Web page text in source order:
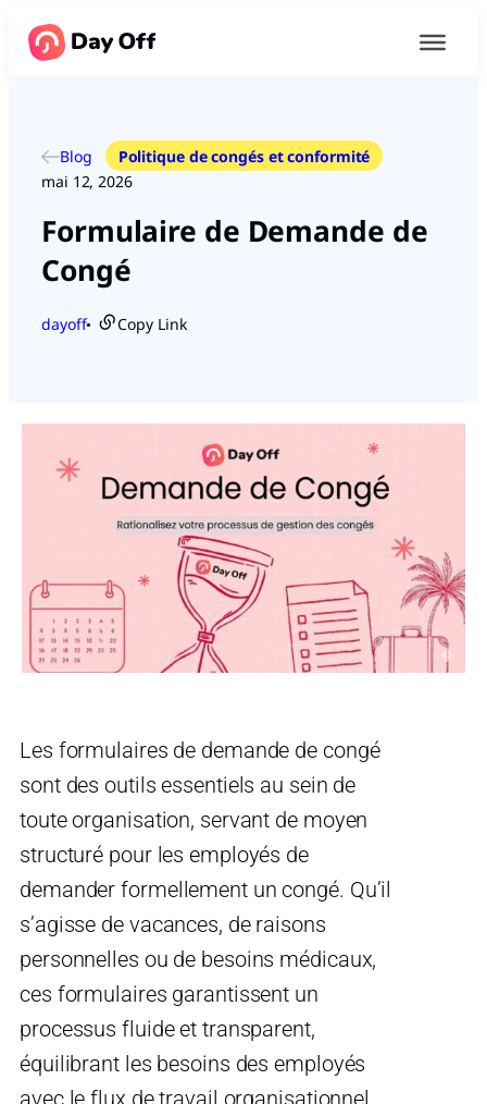
Blog
Politique de congés et conformité
mai 12, 2026
Formulaire de Demande de
Congé
dayoff● Copy Link
Les formulaires de demande de congé
sont des outils essentiels au sein de
toute organisation, servant de moyen
structuré pour les employés de
demander formellement un congé. Qu’il
s’agisse de vacances, de raisons
personnelles ou de besoins médicaux,
ces formulaires garantissent un
processus fluide et transparent,
équilibrant les besoins des employés
avec le flux de travail organisationnel.